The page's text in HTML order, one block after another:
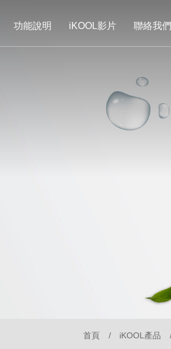
功能說明 iKOOL影片 聯絡我們
首頁 iKOOL產品